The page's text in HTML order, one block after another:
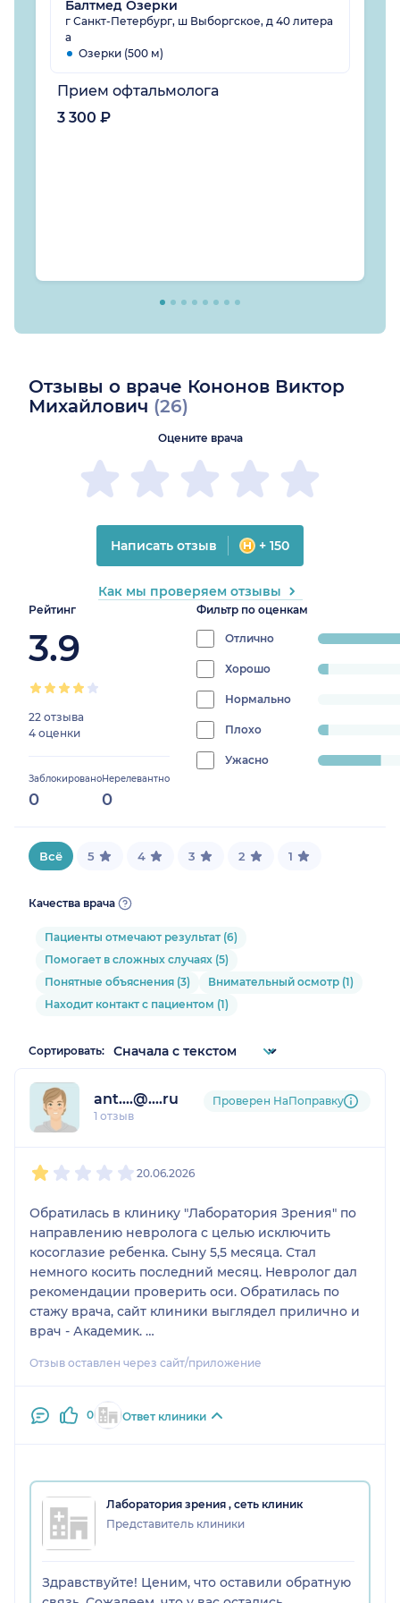
Балтмед Озерки
г Санкт-Петербург, ш Выборгское, д 40 литера
а
Озерки (500 м)
Прием офтальмолога
3 300 ₽
Отзывы о враче Кононов Виктор
Михайлович (26)
Рейтинг
3.9
22 отзыва
4 оценки
Заблокировано
0
Нерелевантно
0
Фильтр по оценкам
Отлично
progress:
69.23076923076923%
Хорошо
3.8461538461538463%
Нормально
0%
Плохо
progress:
3.8461538461538463%
Ужасно
23.076923076923077%
Оцените врача
Написать отзыв + 150
Как мы проверяем отзывы
Всё 5 4 3 2 1
Качества врача
Пациенты отмечают результат (6)
Помогает в сложных случаях (5)
Понятные объяснения (3)
Внимательный осмотр (1)
Находит контакт с пациентом (1)
Сортировать:
ant....@....ru
1 отзыв
Проверен НаПоправку
20.06.2026
Обратилась в клинику "Лаборатория Зрения" по
направлению невролога с целью исключить
косоглазие ребенка. Сыну 5,5 месяца. Стал
немного косить последний месяц. Невролог дал
рекомендации проверить оси. Обратилась по
стажу врача, сайт клиники выглядел прилично и
врач - Академик.
Прием стоил 7500р.
Прием начался вроде бы прилично. Я была там с
моей мамой, она нас подвозила. Я держала сына
следующие диагнозы: (ВНИМАНИЕ врач не
смотрел ребенка ни на одном оборудовании, хотя
в кабинете оно было)
результат нашествия татаро-монгольского ига.
Отзыв оставлен через сайт/приложение
0 Ответ клиники
Лаборатория зрения , сеть клиник
Представитель клиники
Здравствуйте! Ценим, что оставили обратную